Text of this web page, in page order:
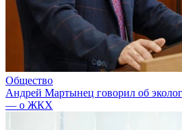
Общество
Андрей Мартынец говорил об
— о ЖКХ